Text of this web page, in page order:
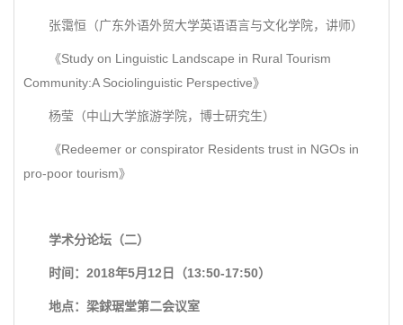
张霭恒（广东外语外贸大学英语语言与文化学院，讲师）
《Study on Linguistic Landscape in Rural Tourism
Community:A Sociolinguistic Perspective》
杨莹（中山大学旅游学院，博士研究生）
《Redeemer or conspirator Residents trust in NGOs in
pro-poor tourism》
学术分论坛（二）
时间：2018年5月12日（13:50-17:50）
地点：梁銶琚堂第二会议室